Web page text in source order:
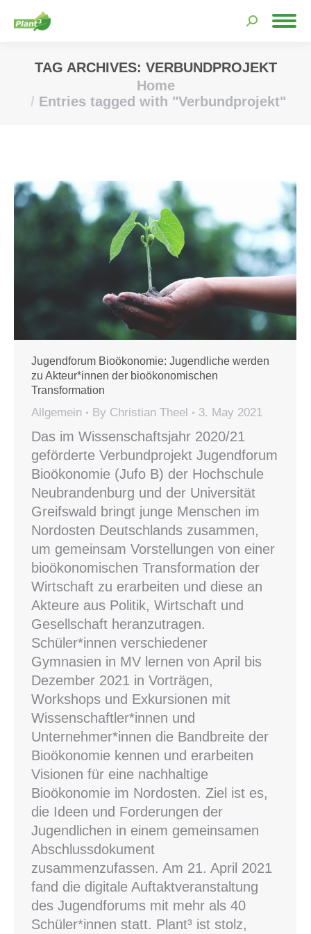
Search:
TAG ARCHIVES: VERBUNDPROJEKT
Home
Entries tagged with "Verbundprojekt"
Jugendforum Bioökonomie: Jugendliche werden
zu Akteur*innen der bioökonomischen
Transformation
Allgemein By Christian Theel 3. May 2021
Das im Wissenschaftsjahr 2020/21
geförderte Verbundprojekt Jugendforum
Bioökonomie (Jufo B) der Hochschule
Neubrandenburg und der Universität
Greifswald bringt junge Menschen im
Nordosten Deutschlands zusammen,
um gemeinsam Vorstellungen von einer
bioökonomischen Transformation der
Wirtschaft zu erarbeiten und diese an
Akteure aus Politik, Wirtschaft und
Gesellschaft heranzutragen.
Schüler*innen verschiedener
Gymnasien in MV lernen von April bis
Dezember 2021 in Vorträgen,
Workshops und Exkursionen mit
Wissenschaftler*innen und
Unternehmer*innen die Bandbreite der
Bioökonomie kennen und erarbeiten
Visionen für eine nachhaltige
Bioökonomie im Nordosten. Ziel ist es,
die Ideen und Forderungen der
Jugendlichen in einem gemeinsamen
Abschlussdokument
zusammenzufassen. Am 21. April 2021
fand die digitale Auftaktveranstaltung
des Jugendforums mit mehr als 40
Schüler*innen statt. Plant³ ist stolz,